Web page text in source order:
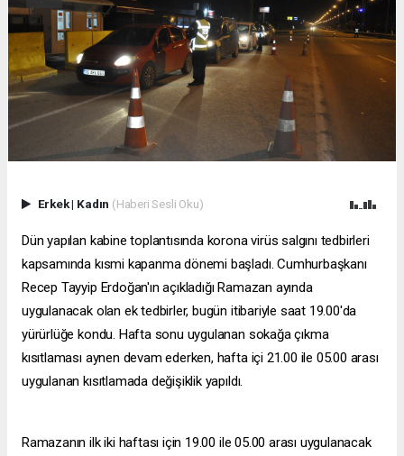
Erkek| Kadın (Haberi Sesli Oku)
Dün yapılan kabine toplantısında korona virüs salgını tedbirleri
kapsamında kısmi kapanma dönemi başladı. Cumhurbaşkanı
Recep Tayyip Erdoğan'ın açıkladığı Ramazan ayında
uygulanacak olan ek tedbirler, bugün itibariyle saat 19.00'da
yürürlüğe kondu. Hafta sonu uygulanan sokağa çıkma
kısıtlaması aynen devam ederken, hafta içi 21.00 ile 05.00 arası
uygulanan kısıtlamada değişiklik yapıldı.
Ramazanın ilk iki haftası için 19.00 ile 05.00 arası uygulanacak